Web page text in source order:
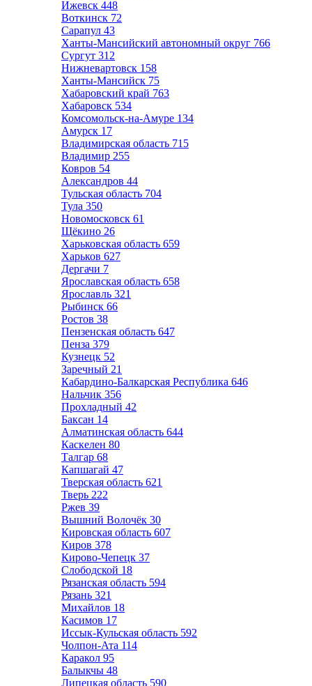
Ижевск 448
Воткинск 72
Сарапул 43
Ханты-Мансийский автономный округ 766
Сургут 312
Нижневартовск 158
Ханты-Мансийск 75
Хабаровский край 763
Хабаровск 534
Комсомольск-на-Амуре 134
Амурск 17
Владимирская область 715
Владимир 255
Ковров 54
Александров 44
Тульская область 704
Тула 350
Новомосковск 61
Щёкино 26
Харьковская область 659
Харьков 627
Дергачи 7
Ярославская область 658
Ярославль 321
Рыбинск 66
Ростов 38
Пензенская область 647
Пенза 379
Кузнецк 52
Заречный 21
Кабардино-Балкарская Республика 646
Нальчик 356
Прохладный 42
Баксан 14
Алматинская область 644
Каскелен 80
Талгар 68
Капшагай 47
Тверская область 621
Тверь 222
Ржев 39
Вышний Волочёк 30
Кировская область 607
Киров 378
Кирово-Чепецк 37
Слободской 18
Рязанская область 594
Рязань 321
Михайлов 18
Касимов 17
Иссык-Кульская область 592
Чолпон-Ата 114
Каракол 95
Балыкчы 48
Липецкая область 590